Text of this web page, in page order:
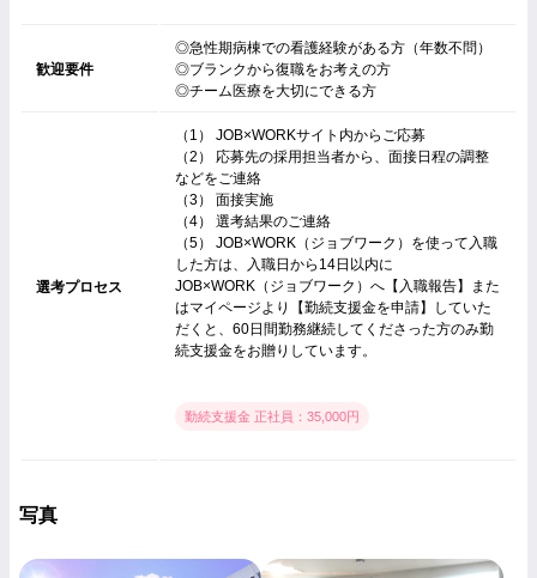
歓迎要件
◎急性期病棟での看護経験がある方（年数不問）
◎ブランクから復職をお考えの方
◎チーム医療を大切にできる方
選考プロセス
（1） JOB×WORKサイト内からご応募
（2） 応募先の採用担当者から、面接日程の調整
などをご連絡
（3） 面接実施
（4） 選考結果のご連絡
（5） JOB×WORK（ジョブワーク）を使って入職
した方は、入職日から14日以内に
JOB×WORK（ジョブワーク）へ【入職報告】また
はマイページより【勤続支援金を申請】していた
だくと、60日間勤務継続してくださった方のみ勤
続支援金をお贈りしています。
勤続支援金 正社員：35,000円
写真